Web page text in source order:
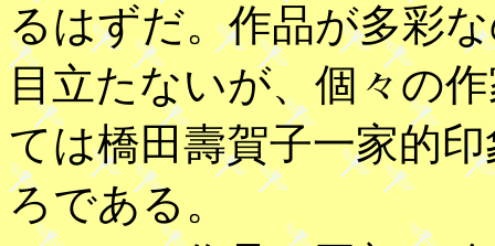
るはずだ。作品が多彩
目立たないが、個々の
ては橋田壽賀子一家的
ろである。